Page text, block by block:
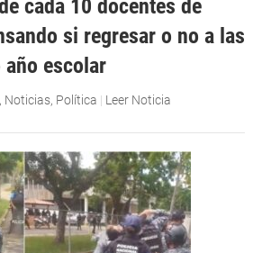
cada 10 docentes de
si regresar o no a las
escolar
Noticias, Política | Leer Noticia